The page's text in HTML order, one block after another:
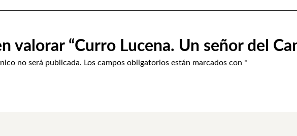
valorar “Curro Lucena. Un señor del
no será publicada. Los campos obligatorios están marcados con *